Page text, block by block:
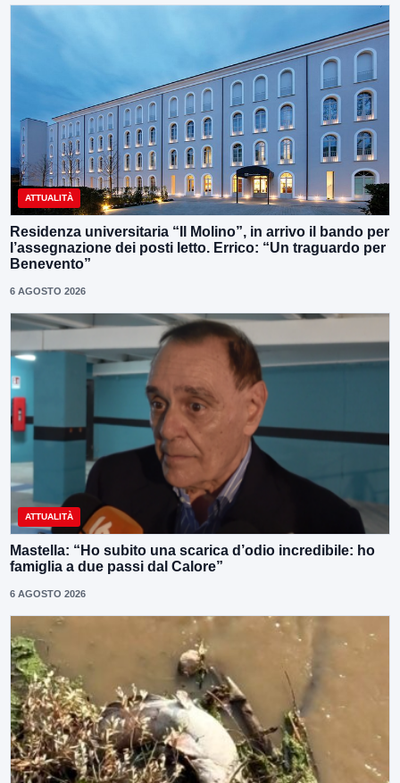
ATTUALITÀ
Residenza universitaria “Il Molino”, in arrivo il bando per
l’assegnazione dei posti letto. Errico: “Un traguardo per
Benevento”
6 AGOSTO 2026
ATTUALITÀ
Mastella: “Ho subito una scarica d’odio incredibile: ho
famiglia a due passi dal Calore”
6 AGOSTO 2026